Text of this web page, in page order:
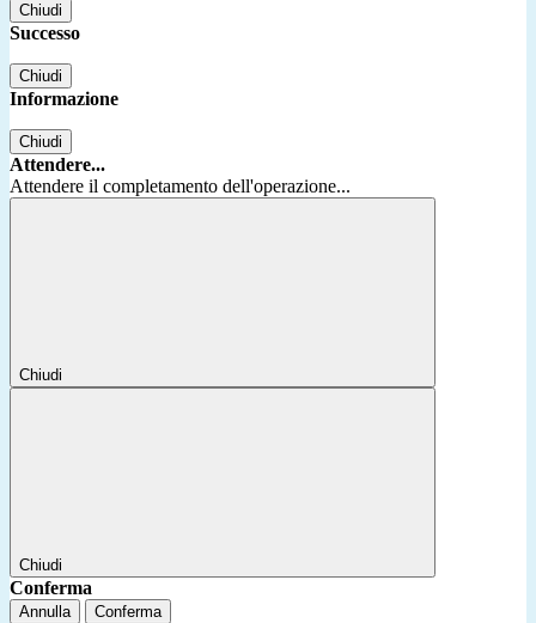
Chiudi
Successo
Chiudi
Informazione
Chiudi
Attendere...
Attendere il completamento dell'operazione...
Chiudi
Chiudi
Conferma
Annulla Conferma